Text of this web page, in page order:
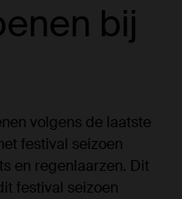
bij
volgens de laatste
festival seizoen
en regenlaarzen. Dit
festival seizoen